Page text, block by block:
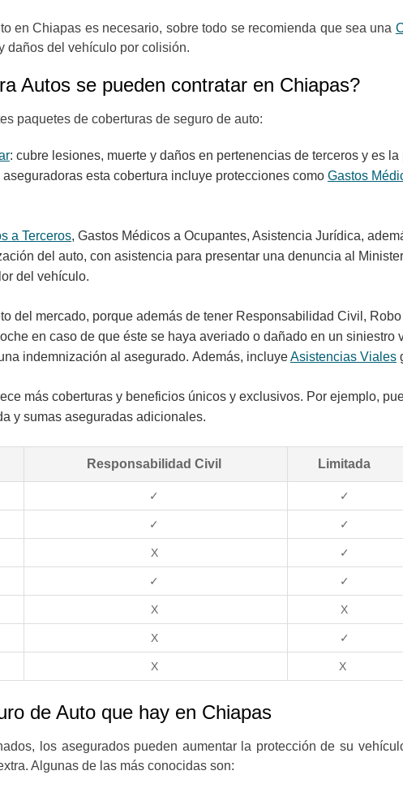
en Chiapas es necesario, sobre todo se recomienda que sea una
daños del vehículo por colisión.
Autos se pueden contratar en Chiapas?
paquetes de coberturas de seguro de auto:
: cubre lesiones, muerte y daños en pertenencias de terceros y es
esta cobertura incluye protecciones como Gastos
a Terceros, Gastos Médicos a Ocupantes, Asistencia Jurídica,
del auto, con asistencia para presentar una denuncia al
del vehículo.
del mercado, porque además de tener Responsabilidad Civil,
en caso de que éste se haya averiado o dañado en un
indemnización al asegurado. Además, incluyeAsistencias Viales
más coberturas y beneficios únicos y exclusivos. Por ejemplo,
y sumas aseguradas adicionales.
Responsabilidad Civil Limitada
✓ ✓
✓ ✓
X ✓
✓ ✓
X X
X ✓
X X
de Auto que hay en Chiapas
los asegurados pueden aumentar la protección de su
Algunas de las más conocidas son: